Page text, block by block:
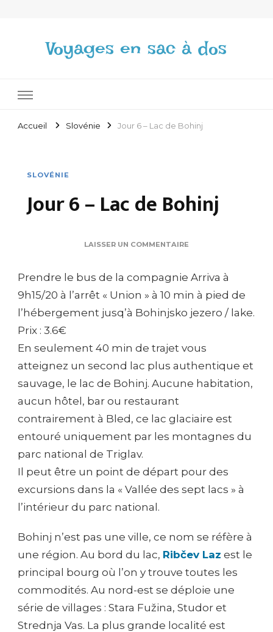
Voyages en sac à dos
Accueil Slovénie Jour 6 – Lac de Bohinj
SLOVÉNIE
Jour 6 – Lac de Bohinj
LAISSER UN COMMENTAIRE
–
LAC
BOHINJ
Prendre le bus de la compagnie Arriva à
9h15/20 à l’arrêt « Union » à 10 min à pied de
l’hébergement jusq’à Bohinjsko jezero / lake.
Prix : 3.6€
En seulement 40 min de trajet vous
atteignez un second lac plus authentique et
sauvage, le lac de Bohinj. Aucune habitation,
aucun hôtel, bar ou restaurant
contrairement à Bled, ce lac glaciaire est
entouré uniquement par les montagnes du
parc national de Triglav.
Il peut être un point de départ pour des
excursions dans la « Vallée des sept lacs » à
l’intérieur du parc national.
Bohinj n’est pas une ville, ce nom se réfère à
une région. Au bord du lac, Ribčev Laz est le
principal bourg où l’on y trouve toutes les
commodités. Au nord-est se déploie une
série de villages : Stara Fužina, Studor et
Strednja Vas. La plus grande localité est